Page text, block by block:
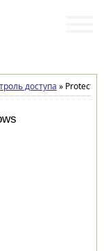
доступа »Protected